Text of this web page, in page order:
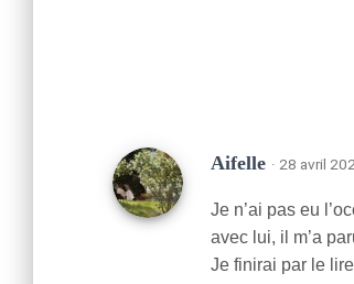
Aifelle · 28 avril
Je n’ai pas eu
avec lui, il m’a
Je finirai par le